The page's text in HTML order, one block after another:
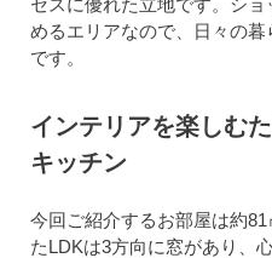
めるエリアなので、日々の
です。
インテリアを楽しむ
キッチン
今回ご紹介するお部屋は約
たLDKは3方向に窓があり、